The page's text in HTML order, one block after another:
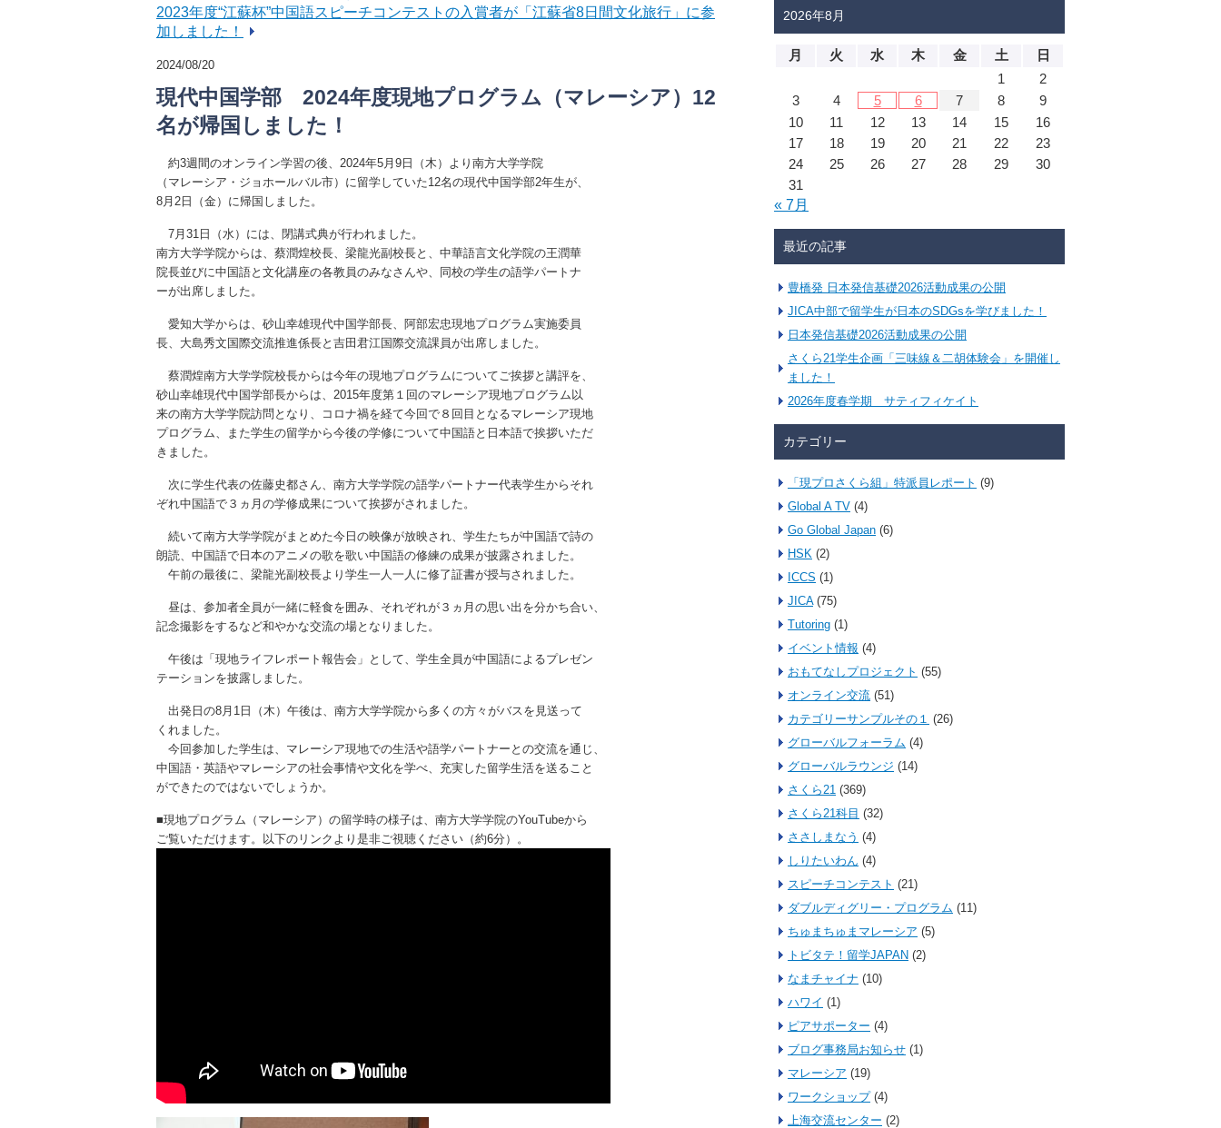
2023年度“江蘇杯”中国語スピーチコンテストの入賞者が「江蘇省8日間文化旅行」に参
加しました！
2024/08/20
現代中国学部 2024年度現地プログラム（マレーシア）12
名が帰国しました！
約3週間のオンライン学習の後、2024年5月9日（木）より南方大学学院
（マレーシア・ジョホールバル市）に留学していた12名の現代中国学部2年生が、
8月2日（金）に帰国しました。
7月31日（水）には、閉講式典が行われました。
南方大学学院からは、蔡潤煌校長、梁龍光副校長と、中華語言文化学院の王潤華
院長並びに中国語と文化講座の各教員のみなさんや、同校の学生の語学パートナ
ーが出席しました。
愛知大学からは、砂山幸雄現代中国学部長、阿部宏忠現地プログラム実施委員
長、大島秀文国際交流推進係長と吉田君江国際交流課員が出席しました。
蔡潤煌南方大学学院校長からは今年の現地プログラムについてご挨拶と講評を、
砂山幸雄現代中国学部長からは、2015年度第１回のマレーシア現地プログラム以
来の南方大学学院訪問となり、コロナ禍を経て今回で８回目となるマレーシア現地
プログラム、また学生の留学から今後の学修について中国語と日本語で挨拶いただ
きました。
次に学生代表の佐藤史都さん、南方大学学院の語学パートナー代表学生からそれ
ぞれ中国語で３ヵ月の学修成果について挨拶がされました。
続いて南方大学学院がまとめた今日の映像が放映され、学生たちが中国語で詩の
朗読、中国語で日本のアニメの歌を歌い中国語の修練の成果が披露されました。
午前の最後に、梁龍光副校長より学生一人一人に修了証書が授与されました。
昼は、参加者全員が一緒に軽食を囲み、それぞれが３ヵ月の思い出を分かち合い、
記念撮影をするなど和やかな交流の場となりました。
午後は「現地ライフレポート報告会」として、学生全員が中国語によるプレゼン
テーションを披露しました。
出発日の8月1日（木）午後は、南方大学学院から多くの方々がバスを見送って
くれました。
今回参加した学生は、マレーシア現地での生活や語学パートナーとの交流を通じ、
中国語・英語やマレーシアの社会事情や文化を学べ、充実した留学生活を送ること
ができたのではないでしょうか。
■現地プログラム（マレーシア）の留学時の様子は、南方大学学院のYouTubeから
ご覧いただけます。以下のリンクより是非ご視聴ください（約6分）。
2026年8月
月 火 水 木 金 土
日
1
2
3
4 5 6 7 8
9
10
11 12 13 14 15
16
17
18 19 20 21 22
23
24
25 26 27 28 29
30
31
« 7月
最近の記事
豊橋発 日本発信基礎2026活動成果の公開
JICA中部で留学生が日本のSDGsを学びました！
日本発信基礎2026活動成果の公開
さくら21学生企画「三味線＆二胡体験会」を開催し
ました！
2026年度春学期 サティフィケイト
カテゴリー
「現プロさくら組」特派員レポート (9)
Global A TV (4)
Go Global Japan (6)
HSK (2)
ICCS (1)
JICA(75)
Tutoring (1)
イベント情報 (4)
おもてなしプロジェクト (55)
オンライン交流 (51)
カテゴリーサンプルその１ (26)
グローバルフォーラム (4)
グローバルラウンジ (14)
さくら21 (369)
さくら21科目 (32)
ささしまなう (4)
しりたいわん (4)
スピーチコンテスト (21)
ダブルディグリー・プログラム (11)
ちゅまちゅまマレーシア (5)
トビタテ！留学JAPAN (2)
なまチャイナ (10)
ハワイ (1)
ピアサポーター (4)
ブログ事務局お知らせ (1)
マレーシア (19)
ワークショップ(4)
上海交流センター (2)